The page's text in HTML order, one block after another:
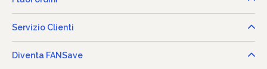
Servizio Clienti
Diventa FANSave